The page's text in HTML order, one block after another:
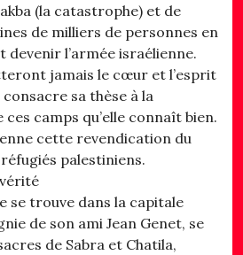
(la catastrophe) et de
de milliers de personnes en
devenir l’armée israélienne.
jamais le cœur et l’esprit
sa thèse à la
camps qu’elle connaît bien.
cette revendication du
palestiniens.
se trouve dans la capitale
de son ami Jean Genet, se
de Sabra et Chatila,